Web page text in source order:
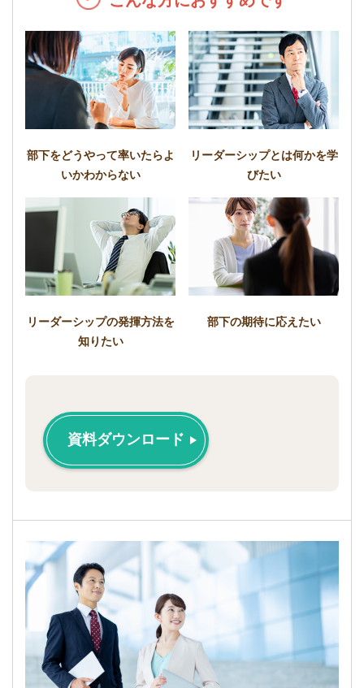
部下をどうやって率いたらよ
いかわからない
リーダーシップとは何かを学
びたい
リーダーシップの発揮方法を
知りたい
部下の期待に応えたい
資料ダウンロード